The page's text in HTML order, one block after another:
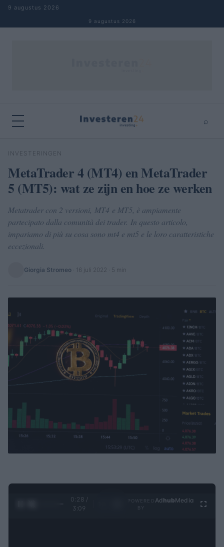
Naar inhoud springen
9 augustus 2026
9 augustus 2026
⌕
Zoeken
INVESTERINGEN
MetaTrader 4 (MT4) en MetaTrader
5 (MT5): wat ze zijn en hoe ze werken
Metatrader con 2 versioni, MT4 e MT5, è ampiamente
partecipato dalla comunità dei trader. In questo articolo,
impariamo di più su cosa sono mt4 e mt5 e le loro caratteristiche
eccezionali.
Giorgia Stromeo 16 juli 2022 · 5 min
0:30 /
3:09
Ad hubMedia